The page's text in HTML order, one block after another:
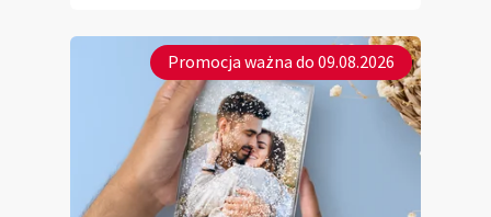
Promocja ważna do 09.08.2026